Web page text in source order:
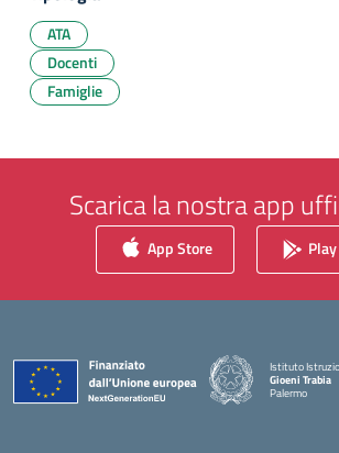
ATA
Docenti
Famiglie
Scarica la nostra app
App Store
Istituto
Gioeni Trabia
Palermo